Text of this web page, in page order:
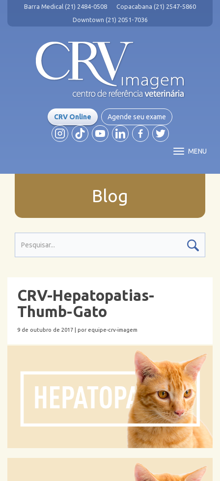
Barra Medical (21) 2484-0508
Copacabana (21) 2547-5860
Downtown (21) 2051-7036
CRV Online Agende seu exame
MENU
Blog
CRV-Hepatopatias-
Thumb-Gato
9 de outubro de 2017 | por equipe-crv-imagem